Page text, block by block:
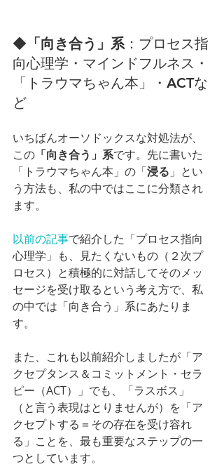
◆ 「向き合う」系：プロセス指
向心理学・マインドフルネス・
「トラウマちゃん本」・ACTな
ど
いちばんオーソドックスな対処法が、
この 「向き合う」系です。先に書いた
「トラウマちゃん本」の「浸る 」とい
う方法も、私の中ではここに分類され
ます。
以前の記事で紹介した「プロセス指向
心理学」も、見たくないもの（２次プ
ロセス）と積極的に対話してそのメッ
セージを受け取るという考え方で、私
の中では「向き合う」系にあたりま
す。
また、これも以前紹介しましたが「ア
クセプタンス＆コミットメント・セラ
ピー（ACT）」でも、「ラスボス」
（と言う表現はとりませんが）を「ア
クセプトする＝その存在を受け容れ
る」ことを、最も重要なステップの一
つとしています。